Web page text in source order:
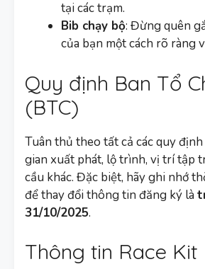
tại các trạm.
Bib chạy bộ: Đừng quên
của bạn một cách rõ ràng
Quy định Ban Tổ
(BTC)
Tuân thủ theo tất cả các quy
gian xuất phát, lộ trình, vị trí tập
cầu khác. Đặc biệt, hãy ghi nhớ
để thay đổi thông tin đăng ký là
31/10/2025.
Thông tin Race Kit